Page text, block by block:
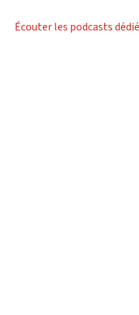
Écouter les podcasts